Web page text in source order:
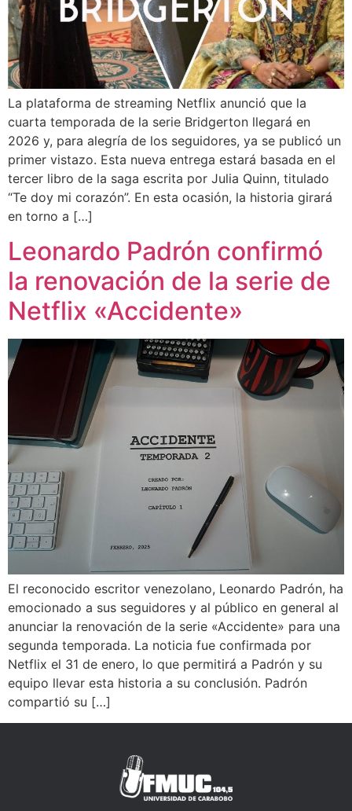
La plataforma de streaming Netflix anunció que la
cuarta temporada de la serie Bridgerton llegará en
2026 y, para alegría de los seguidores, ya se publicó un
primer vistazo. Esta nueva entrega estará basada en el
tercer libro de la saga escrita por Julia Quinn, titulado
“Te doy mi corazón”. En esta ocasión, la historia girará
en torno a […]
Leonardo Padrón confirmó
la renovación de la serie de
Netflix «Accidente»
El reconocido escritor venezolano, Leonardo Padrón, ha
emocionado a sus seguidores y al público en general al
anunciar la renovación de la serie «Accidente» para una
segunda temporada. La noticia fue confirmada por
Netflix el 31 de enero, lo que permitirá a Padrón y su
equipo llevar esta historia a su conclusión. Padrón
compartió su […]